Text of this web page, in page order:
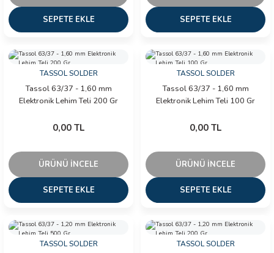
SEPETE EKLE SEPETE EKLE
TASSOL SOLDER
Tassol 63/37 - 1,60 mm
Elektronik Lehim Teli 200 Gr
0,00 TL
ÜRÜNÜ İNCELE
SEPETE EKLE
TASSOL SOLDER
Tassol 63/37 - 1,60 mm
Elektronik Lehim Teli 100 Gr
0,00 TL
ÜRÜNÜ İNCELE
SEPETE EKLE
TASSOL SOLDER TASSOL SOLDER